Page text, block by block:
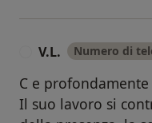
V.L. Numero di
C e
Il suo lavoro si